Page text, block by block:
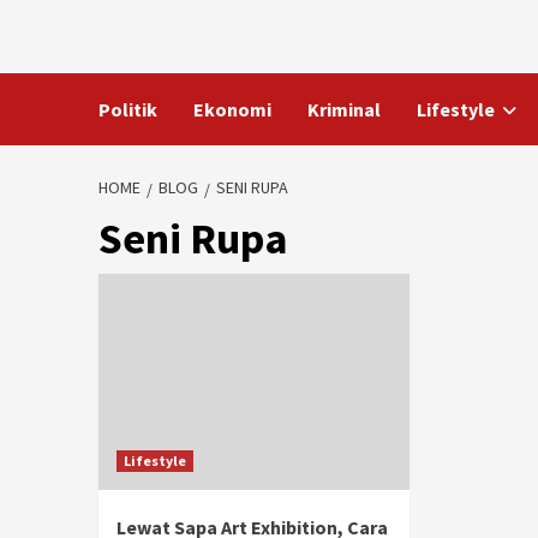
Politik Ekonomi Kriminal Lifestyle
HOME BLOG SENI RUPA
Seni Rupa
Lifestyle
Lewat Sapa Art Exhibition, Cara